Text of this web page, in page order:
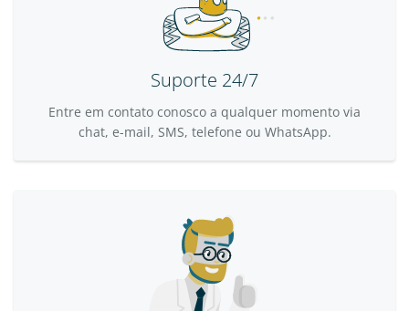
Suporte 24/7
Entre em contato conosco a qualquer momento via
chat, e-mail, SMS, telefone ou WhatsApp.